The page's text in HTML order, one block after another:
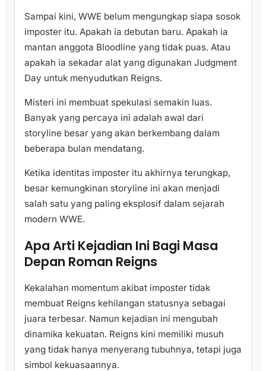
Sampai kini, WWE belum mengungkap siapa sosok
imposter itu. Apakah ia debutan baru. Apakah ia
mantan anggota Bloodline yang tidak puas. Atau
apakah ia sekadar alat yang digunakan Judgment
Day untuk menyudutkan Reigns.
Misteri ini membuat spekulasi semakin luas.
Banyak yang percaya ini adalah awal dari
storyline besar yang akan berkembang dalam
beberapa bulan mendatang.
Ketika identitas imposter itu akhirnya terungkap,
besar kemungkinan storyline ini akan menjadi
salah satu yang paling eksplosif dalam sejarah
modern WWE.
Apa Arti Kejadian Ini Bagi Masa
Depan Roman Reigns
Kekalahan momentum akibat imposter tidak
membuat Reigns kehilangan statusnya sebagai
juara terbesar. Namun kejadian ini mengubah
dinamika kekuatan. Reigns kini memiliki musuh
yang tidak hanya menyerang tubuhnya, tetapi juga
simbol kekuasaannya.